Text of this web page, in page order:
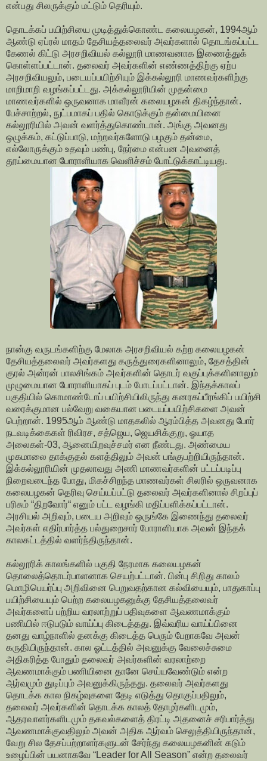
என்பது சிலருக்கும் மட்டும் தெரியும்.
தொடக்கப் பயிற்சியை முடித்துக்கொண்ட கலையழகன், 1994ஆம்
ஆண்டு ஏப்ரல் மாதம் தேசியத்தலைவர் அவர்களால் தொடங்கப்பட்ட
கேணல் கிட்டு அரசறிவியல் கல்லூரி மாணவனாக இணைத்துக்
கொள்ளப்பட்டான். தலைவர் அவர்களின் எண்ணத்திற்கு ஏற்ப
அரசறிவியலும், படையப்பயிற்சியும் இக்கல்லூரி மாணவர்களிற்கு
மாறிமாறி வழங்கப்பட்டது. அக்கல்லூரியின் முதன்மை
மாணவர்களில் ஒருவனாக மாவீரன் கலையழகன் திகழ்ந்தான்.
பேச்சாற்றல், நுட்பமாகப் பதில் கொடுக்கும் தன்மையினை
கல்லூரியில் அவன் வளர்த்துகொண்டான். அங்கு அவனது
ஒழுக்கம், கட்டுப்பாடு, மற்றவர்களோடு பழகும் தன்மை,
எல்லோருக்கும் உதவும் பண்பு, நேர்மை என்பன அவனைத்
தூய்மையான போராளியாக வெளிச்சம் போட்டுக்காட்டியது.
நான்கு வருடங்களிற்கு மேலாக அரசறிவியல் கற்ற கலையழகன்
தேசியத்தலைவர் அவர்களது கருத்துரைகளினாலும், தேசத்தின்
குரல் அன்ரன் பாலசிங்கம் அவர்களின் தொடர் வகுப்புக்களினாலும்
முழுமையான போராளியாகப் புடம் போடப்பட்டான். இந்தக்காலப்
பகுதியில் கொமாண்டோப் பயிற்சியிலிருந்து கனரகப்பீரங்கிப் பயிற்சி
வரைக்குமான பல்வேறு வகையான படையப்பயிற்சிகளை அவன்
பெற்றான். 1995ஆம் ஆண்டு மாதகலில் ஆரம்பித்த அவனது போர்
நடவடிக்கைகள் ரிவிரச, சத்ஜெய, ஜெயசிக்குறு, ஓயாத
அலைகள்-03, ஆனையிறவுச்சமர் என நீண்டது. அண்மைய
முகமாலை தாக்குதல் களத்திலும் அவன் பங்குபற்றியிருந்தான்.
இக்கல்லூரியின் முதலாவது அணி மாணவர்களின் பட்டப்படிப்பு
நிறைவடைந்த போது, மிகச்சிறந்த மாணவர்கள் சிலரில் ஒருவனாக
கலையழகன் தெரிவு செய்யப்பட்டு தலைவர் அவர்களினால் சிறப்புப்
பரிசும் “திறவோர்“ எனும் பட்ட வழங்கி மதிப்பளிக்கப்பட்டான்.
அரசியல் அறிவும், படைய அறிவும் ஒருங்கே இணைந்து தலைவர்
அவர்கள் எதிர்பார்த்த பல்துறைசார் போராளியாக அவன் இந்தக்
காலகட்டத்தில் வளர்ந்திருந்தான்.
கல்லூரிக் காலங்களில் பகுதி நேரமாக கலையழகன்
தொலைத்தொடர்பாளனாக செயற்பட்டான். பின்பு சிறிது காலம்
மொழிபெயர்ப்பு அறிவினை பெறுவதற்கான கல்வியையும், பாதுகாப்பு
பயிற்சியையும் பெற்ற கலையழகனுக்கு தேசியத்தலைவர்
அவர்களைப் பற்றிய வரலாற்றுப் பதிவுகளை ஆவணமாக்கும்
பணியில் ஈடுபடும் வாய்ப்பு கிடைத்தது. இவ்வரிய வாய்ப்பினை
தனது வாழ்நாளில் தனக்கு கிடைத்த பெரும் பேறாகவே அவன்
கருதியிருந்தான். கால ஓட்டத்தில் அவனுக்கு வேலைச்சுமை
அதிகரித்த போதும் தலைவர் அவர்களின் வரலாற்றை
ஆவணமாக்கும் பணியினை தானே செய்யவேண்டும் என்ற
ஆர்வமும் துடிப்பும் அவனுக்கிருந்தது. தலைவர் அவர்களது
தொடக்க கால நிகழ்வுகளை தேடி எடுத்து தொகுப்பதிலும்,
தலைவர் அவர்களின் தொடக்க காலத் தோழர்களிடமும்,
ஆதரவாளர்களிடமும் தகவல்களைத் திரட்டி அதனைச் சரிபார்த்து
ஆவணமாக்குவதிலும் அவன் அதிக ஆர்வம் செலுத்தியிருந்தான்,
வேறு சில தேசப்பற்றாளர்களுடன் சேர்ந்து கலையழகனின் கடும்
உழைப்பின் பயனாகவே “Leader for All Season” என்ற தலைவர்